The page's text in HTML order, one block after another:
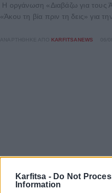
Karfitsa - Do Not
Information
Η οργάνωση «Διαβάζω για τους
«Άκου τη βία πριν τη δεις» για
KARFITSANEWS